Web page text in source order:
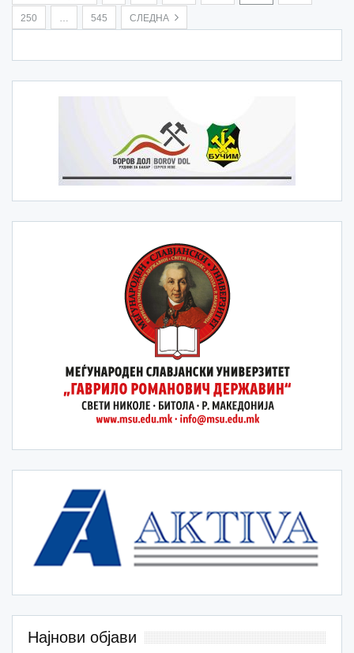
250 545 СЛЕДНА
Најнови објави